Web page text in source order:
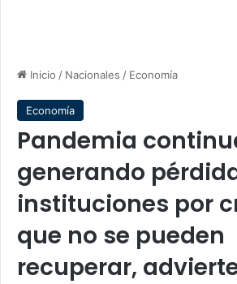
Inicio / Nacionales / Economía
Economía
Pandemia
generando
instituciones por
que no se pueden
recuperar,